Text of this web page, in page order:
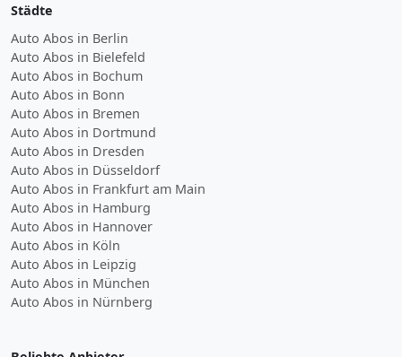
Städte
Auto Abos in Berlin
Auto Abos in Bielefeld
Auto Abos in Bochum
Auto Abos in Bonn
Auto Abos in Bremen
Auto Abos in Dortmund
Auto Abos in Dresden
Auto Abos in Düsseldorf
Auto Abos in Frankfurt am Main
Auto Abos in Hamburg
Auto Abos in Hannover
Auto Abos in Köln
Auto Abos in Leipzig
Auto Abos in München
Auto Abos in Nürnberg